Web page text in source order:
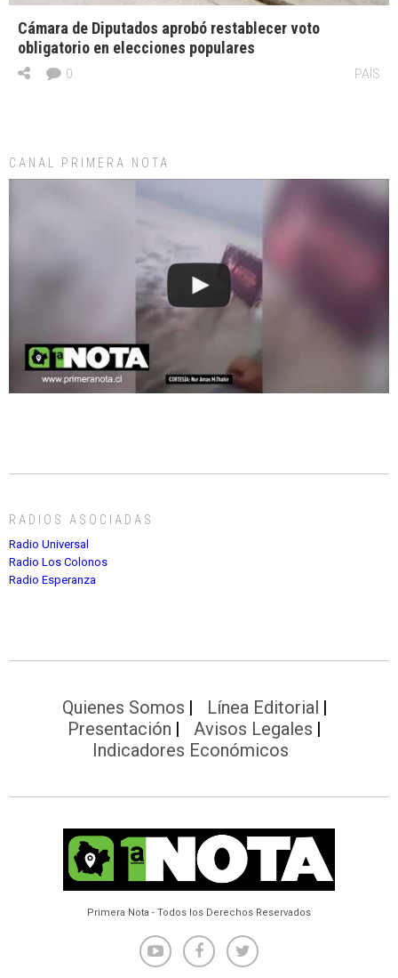
Cámara de Diputados aprobó restablecer voto
obligatorio en elecciones populares
PAÍS
0
CANAL PRIMERA NOTA
RADIOS ASOCIADAS
Radio Universal
Radio Los Colonos
Radio Esperanza
Quienes Somos
Línea Editorial
Presentación
Avisos Legales
Indicadores Económicos
Primera Nota - Todos los Derechos Reservados